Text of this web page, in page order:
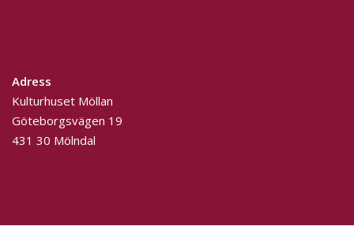
Adress
Kulturhuset Möllan
Göteborgsvägen 19
431 30 Mölndal